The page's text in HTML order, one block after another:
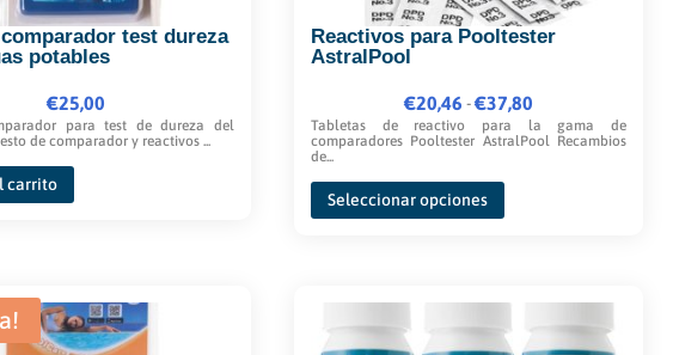
test dureza
potables
€25,00
para test de dureza del
de comparador y reactivos ...
carrito
Reactivos para Pooltester
AstralPool
€20,46 -€37,80
Rango
de
desde
Tabletas de reactivo para la gama de
comparadores Pooltester AstralPool Recambios
de...
Seleccionar opciones
Este
variantes.
Las